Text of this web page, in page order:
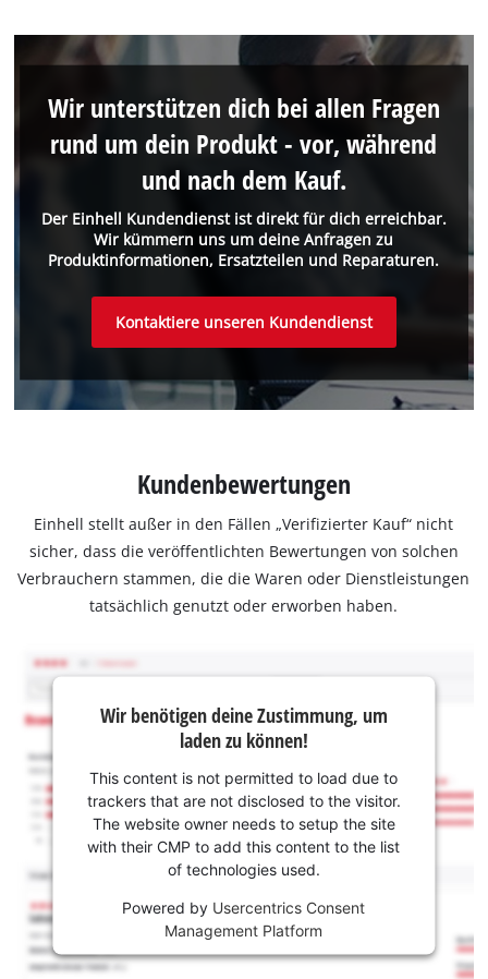
Der Einhell Kundendienst ist direkt für dich erreichbar.
Wir kümmern uns um deine Anfragen zu
Produktinformationen, Ersatzteilen und Reparaturen.
Wir unterstützen dich bei allen Fragen
rund um dein Produkt - vor, während
und nach dem Kauf.
Kontaktiere unseren Kundendienst
Kundenbewertungen
Einhell stellt außer in den Fällen „Verifizierter Kauf“ nicht
sicher, dass die veröffentlichten Bewertungen von solchen
Verbrauchern stammen, die die Waren oder Dienstleistungen
tatsächlich genutzt oder erworben haben.
Wir benötigen deine Zustimmung, um
laden zu können!
This content is not permitted to load due to
trackers that are not disclosed to the visitor.
The website owner needs to setup the site
with their CMP to add this content to the list
of technologies used.
Powered by Usercentrics Consent
Management Platform